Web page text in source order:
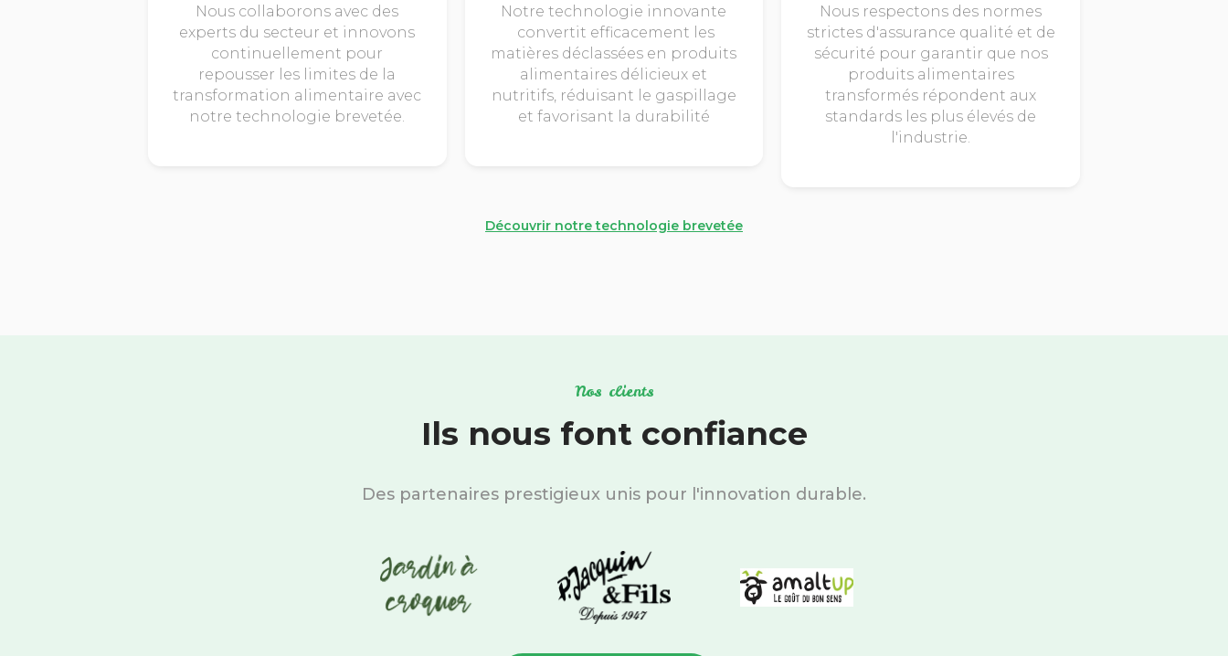
Nous collaborons avec des
experts du secteur et innovons
continuellement pour
repousser les limites de la
transformation alimentaire avec
notre technologie brevetée.
Notre technologie innovante
convertit efficacement les
matières déclassées en produits
alimentaires délicieux et
nutritifs, réduisant le gaspillage
et favorisant la durabilité
Nous respectons des normes
strictes d'assurance qualité et de
sécurité pour garantir que nos
produits alimentaires
transformés répondent aux
standards les plus élevés de
l'industrie.
Découvrir notre technologie brevetée
Nos clients
Ils nous font confiance
Des partenaires prestigieux unis pour l'innovation durable.